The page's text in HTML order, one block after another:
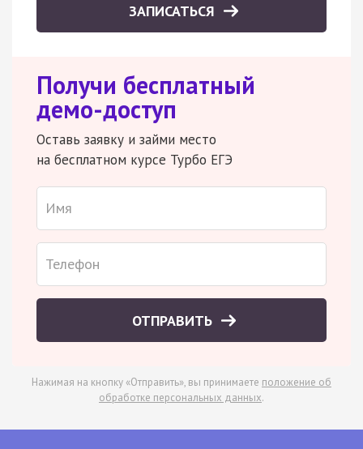
ЗАПИСАТЬСЯ
Получи бесплатный
демо-доступ
Оставь заявку и займи место
на бесплатном курсе Турбо ЕГЭ
ОТПРАВИТЬ
Нажимая на кнопку «Отправить», вы принимаете положение об
обработке персональных данных.